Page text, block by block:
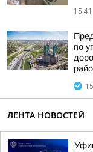
15:41
по
ЛЕНТА НОВОСТЕЙ